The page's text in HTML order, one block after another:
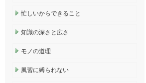
忙しいからできること
知識の深さと広さ
モノの道理
風習に縛られない